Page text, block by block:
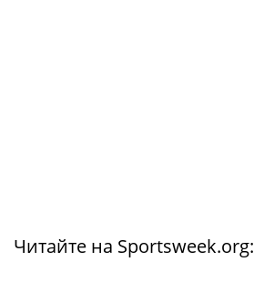
Читайте на Sportsweek.org: